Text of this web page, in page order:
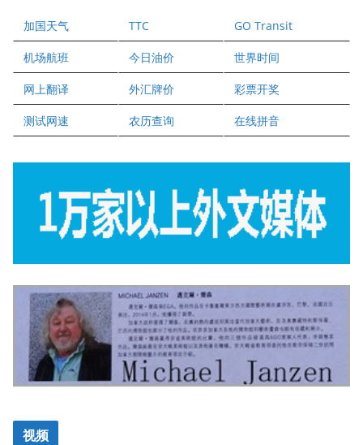
健健宝公司
二十一世纪美联地产公司
全球趋势移民留学
盛达资本
正点印艺设计
加国天气 TTC GO Transit
机场航班 今日油价 世界时间
网上翻译 外汇牌价 彩票开奖
测试网速 农历查询 在线拼音
视频